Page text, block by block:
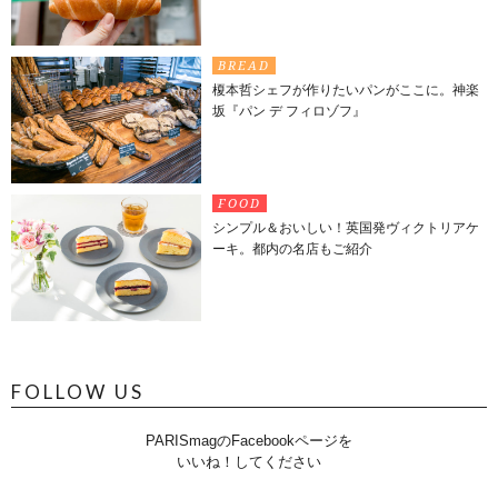
BREAD
榎本哲シェフが作りたいパンがここに。神楽
坂『パン デ フィロゾフ』
FOOD
シンプル＆おいしい！英国発ヴィクトリアケ
ーキ。都内の名店もご紹介
FOLLOW US
PARISmagのFacebookページを
いいね！してください